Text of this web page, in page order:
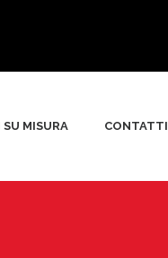
SU MISURA CONTATTI